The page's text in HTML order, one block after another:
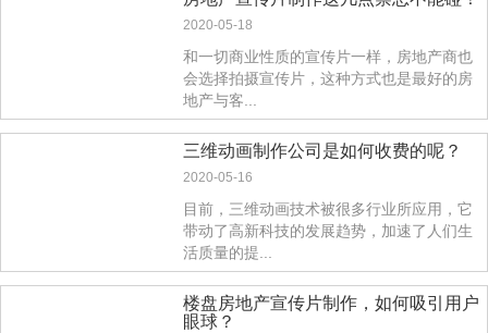
2020-05-18
和一切商业性质的宣传片一样，房地产商也
会选择拍摄宣传片，这种方式也是最好的房
地产与客...
三维动画制作公司是如何收费的呢？
2020-05-16
目前，三维动画技术被很多行业所应用，它
带动了高新科技的发展趋势，加速了人们生
活质量的提...
楼盘房地产宣传片制作，如何吸引用户
眼球？